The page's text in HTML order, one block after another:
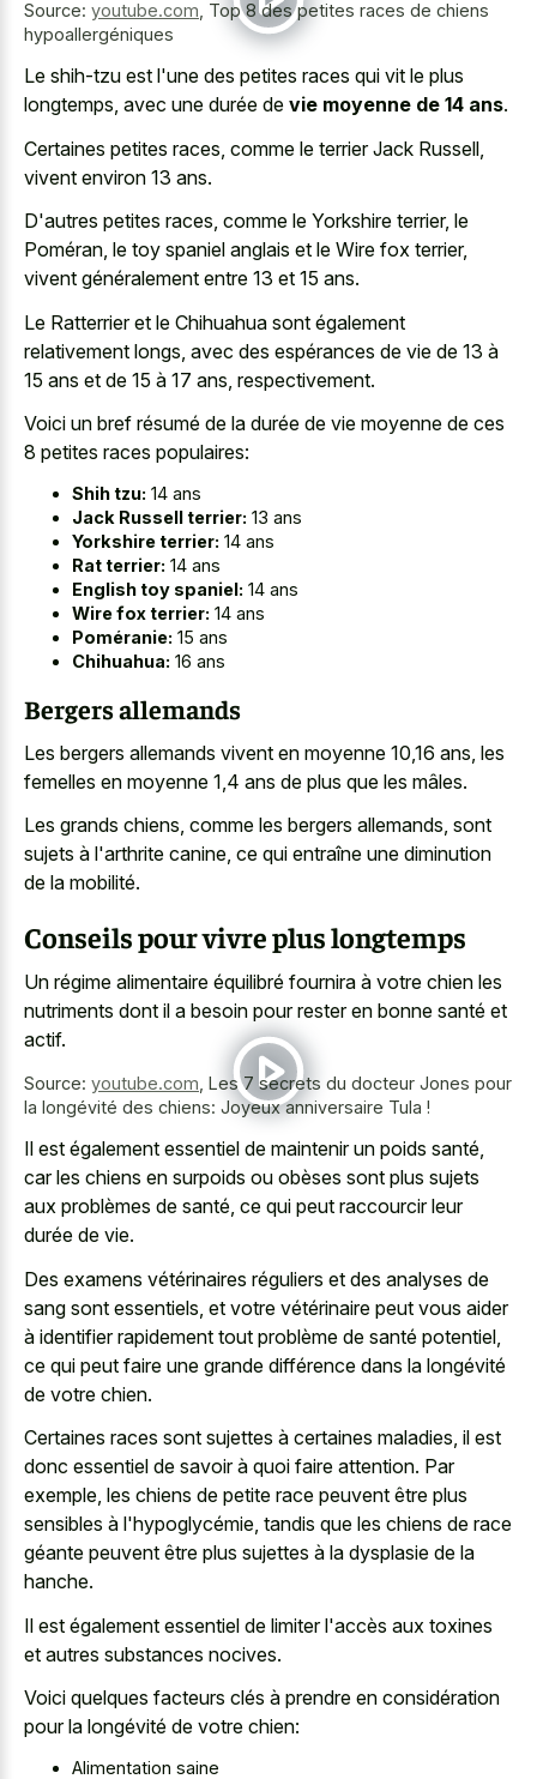
Source: youtube.com Top 8 des petites races de chiens
hypoallergéniques
Le shih-tzu est l'une des petites races qui vit le plus
longtemps, avec une durée de vie moyenne de 14 ans.
Certaines petites races, comme le terrier Jack Russell,
vivent environ 13 ans.
D'autres petites races, comme le Yorkshire terrier, le
Poméran, le toy spaniel anglais et le Wire fox terrier,
vivent généralement entre 13 et 15 ans.
Le Ratterrier et le Chihuahua sont également
relativement longs, avec des espérances de vie de 13 à
15 ans et de 15 à 17 ans, respectivement.
Voici un bref résumé de la durée de vie moyenne de ces
8 petites races populaires:
Shih tzu: 14 ans
Jack Russell terrier: 13 ans
Yorkshire terrier: 14 ans
Rat terrier: 14 ans
English toy spaniel: 14 ans
Wire fox terrier: 14 ans
Poméranie: 15 ans
Chihuahua: 16 ans
Bergers allemands
Les bergers allemands vivent en moyenne 10,16 ans, les
femelles en moyenne 1,4 ans de plus que les mâles.
Les grands chiens, comme les bergers allemands, sont
sujets à l'arthrite canine, ce qui entraîne une diminution
de la mobilité.
Conseils pour vivre plus longtemps
Un régime alimentaire équilibré fournira à votre chien les
nutriments dont il a besoin pour rester en bonne santé et
actif.
Source: youtube.com Les 7 secrets du docteur Jones pour
la longévité des chiens: Joyeux anniversaire Tula !
Il est également essentiel de maintenir un poids santé,
car les chiens en surpoids ou obèses sont plus sujets
aux problèmes de santé, ce qui peut raccourcir leur
durée de vie.
Des examens vétérinaires réguliers et des analyses de
sang sont essentiels, et votre vétérinaire peut vous aider
à identifier rapidement tout problème de santé potentiel,
ce qui peut faire une grande différence dans la longévité
de votre chien.
Certaines races sont sujettes à certaines maladies, il est
donc essentiel de savoir à quoi faire attention. Par
exemple, les chiens de petite race peuvent être plus
sensibles à l'hypoglycémie, tandis que les chiens de race
géante peuvent être plus sujettes à la dysplasie de la
hanche.
Il est également essentiel de limiter l'accès aux toxines
et autres substances nocives.
Voici quelques facteurs clés à prendre en considération
pour la longévité de votre chien:
Alimentation saine